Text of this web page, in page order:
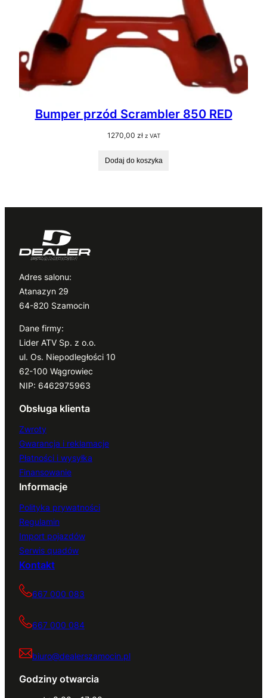
Bumper przód Scrambler 850 RED
1270,00 zł z VAT
Dodaj do koszyka
Adres salonu:
Atanazyn 29
64-820 Szamocin
Dane firmy:
Lider ATV Sp. z o.o.
ul. Os. Niepodległości 10
62-100 Wągrowiec
NIP: 6462975963
Obsługa klienta
Zwroty
Gwarancja i reklamacje
Płatności i wysyłka
Finansowanie
Informacje
Polityka prywatności
Regulamin
Import pojazdów
Serwis quadów
Kontakt
667 000 083
667 000 084
biuro@dealerszamocin.pl
Godziny otwarcia